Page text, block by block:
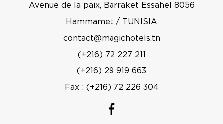
Avenue de la paix, Barraket Essahel 8056
Hammamet / TUNISIA
contact@magichotels.tn
(+216) 72 227 211
(+216) 29 919 663
Fax : (+216) 72 226 304